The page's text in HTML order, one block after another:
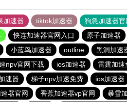
加速器 tiktok加速器 狗急加速器官
快连加速器官网入口 原子加速器
小蓝鸟加速器 outline 黑洞加速
npv官网下载 ios加速器 雷霆加速
速器 梯子npv加速免费 ios加速器
器官网 香蕉加速器vp官网 暴雪